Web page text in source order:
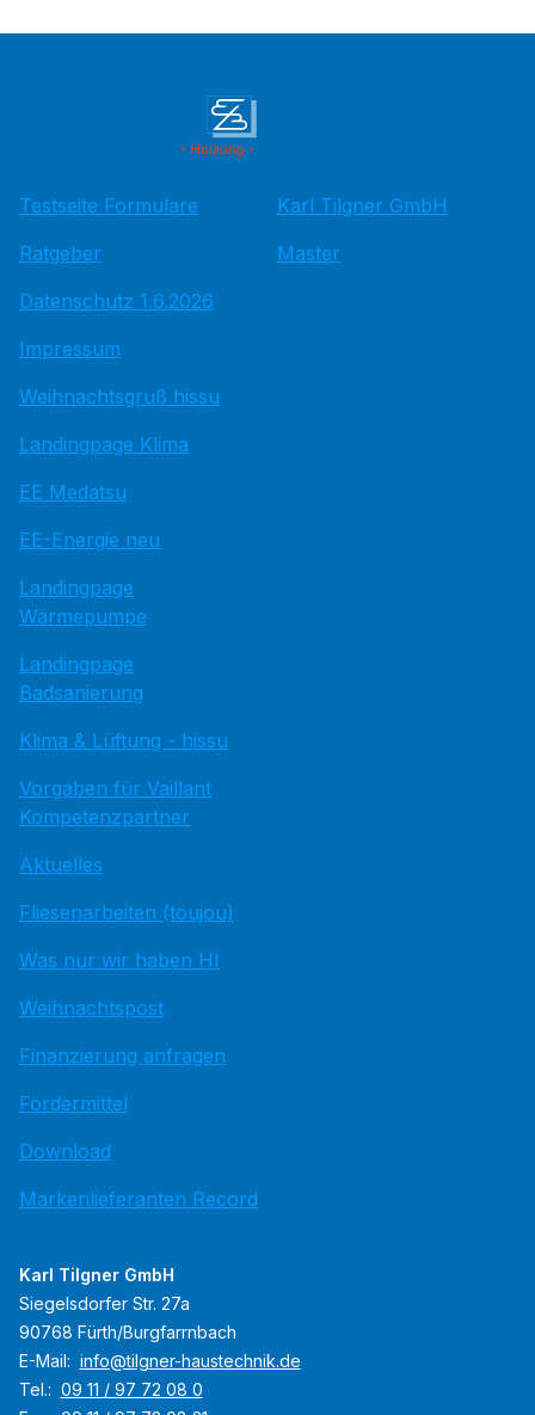
Testseite Formulare
Ratgeber
Datenschutz 1.6.2026
Impressum
Weihnachtsgruß hissu
Landingpage Klima
EE Medatsu
EE-Energie neu
Landingpage
Wärmepumpe
Landingpage
Badsanierung
Klima & Lüftung - hissu
Vorgaben für Vaillant
Kompetenzpartner
Aktuelles
Fliesenarbeiten (toujou)
Was nur wir haben HI
Weihnachtspost
Finanzierung anfragen
Fördermittel
Download
Markenlieferanten Record
Karl Tilgner GmbH
Master
Karl Tilgner GmbH
Siegelsdorfer Str. 27a
90768 Fürth/Burgfarrnbach
E-Mail: info@tilgner-haustechnik.de
Tel.: 09 11 / 97 72 08 0